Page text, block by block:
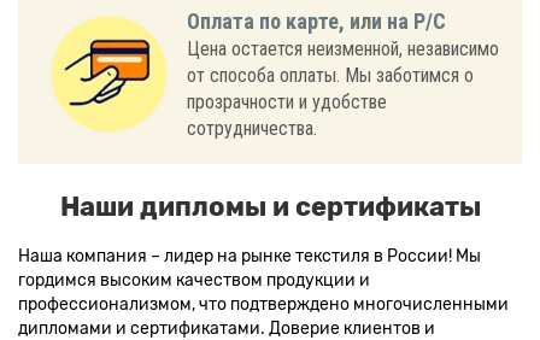
Оплата по карте, или на Р/С
Цена остается неизменной, независимо
от способа оплаты. Мы заботимся о
прозрачности и удобстве
сотрудничества.
Наши дипломы и сертификаты
Наша компания – лидер на рынке текстиля в России! Мы
гордимся высоким качеством продукции и
профессионализмом, что подтверждено многочисленными
дипломами и сертификатами. Доверие клиентов и